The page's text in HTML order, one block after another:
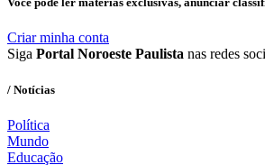
Criar minha conta
Siga Portal Noroeste Paulista nas redes
/ Notícias
Política
Mundo
Educação